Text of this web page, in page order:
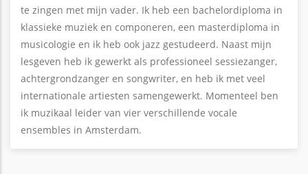
te zingen met mijn vader. Ik heb een bachelordiploma in
klassieke muziek en componeren, een masterdiploma in
musicologie en ik heb ook jazz gestudeerd. Naast mijn
lesgeven heb ik gewerkt als professioneel sessiezanger,
achtergrondzanger en songwriter, en heb ik met veel
internationale artiesten samengewerkt. Momenteel ben
ik muzikaal leider van vier verschillende vocale
ensembles in Amsterdam.